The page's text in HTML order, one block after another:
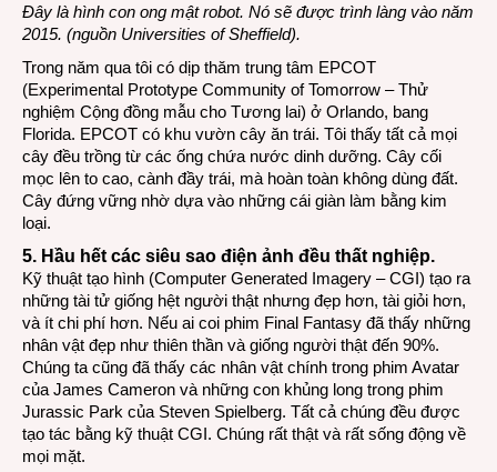
Đây là hình con ong mật robot. Nó sẽ được trình làng vào năm
2015. (nguồn Universities of Sheffield).
Trong năm qua tôi có dịp thăm trung tâm EPCOT
(Experimental Prototype Community of Tomorrow – Thử
nghiệm Cộng đồng mẫu cho Tương lai) ở Orlando, bang
Florida. EPCOT có khu vườn cây ăn trái. Tôi thấy tất cả mọi
cây đều trồng từ các ống chứa nước dinh dưỡng. Cây cối
mọc lên to cao, cành đầy trái, mà hoàn toàn không dùng đất.
Cây đứng vững nhờ dựa vào những cái giàn làm bằng kim
loại.
5. Hầu hết các siêu sao điện ảnh đều thất nghiệp.
Kỹ thuật tạo hình (Computer Generated Imagery – CGI) tạo ra
những tài tử giống hệt người thật nhưng đẹp hơn, tài giỏi hơn,
và ít chi phí hơn. Nếu ai coi phim Final Fantasy đã thấy những
nhân vật đẹp như thiên thần và giống người thật đến 90%.
Chúng ta cũng đã thấy các nhân vật chính trong phim Avatar
của James Cameron và những con khủng long trong phim
Jurassic Park của Steven Spielberg. Tất cả chúng đều được
tạo tác bằng kỹ thuật CGI. Chúng rất thật và rất sống động về
mọi mặt.